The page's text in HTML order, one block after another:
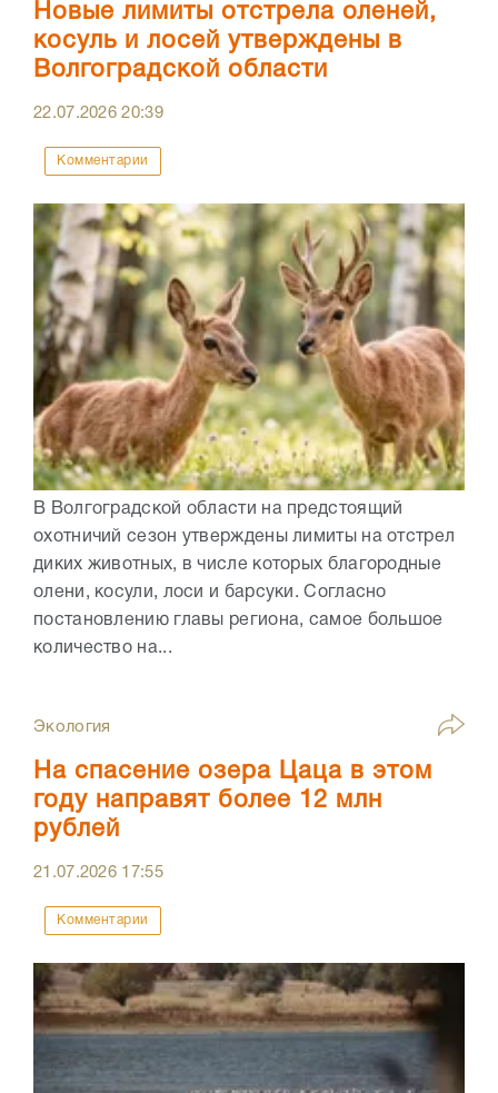
Новые лимиты отстрела оленей,
косуль и лосей утверждены в
Волгоградской области
22.07.202620:39
Комментарии
В Волгоградской области на предстоящий
охотничий сезон утверждены лимиты на отстрел
диких животных, в числе которых благородные
олени, косули, лоси и барсуки. Согласно
постановлению главы региона, самое большое
количество на...
Экология
На спасение озера Цаца в этом
году направят более 12 млн
рублей
21.07.2026 17:55
Комментарии